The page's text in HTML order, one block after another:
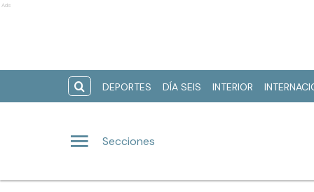
Ads
DEPORTES DÍA SEIS INTERIOR
Secciones